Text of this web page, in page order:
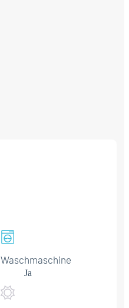
Waschmaschine
Ja